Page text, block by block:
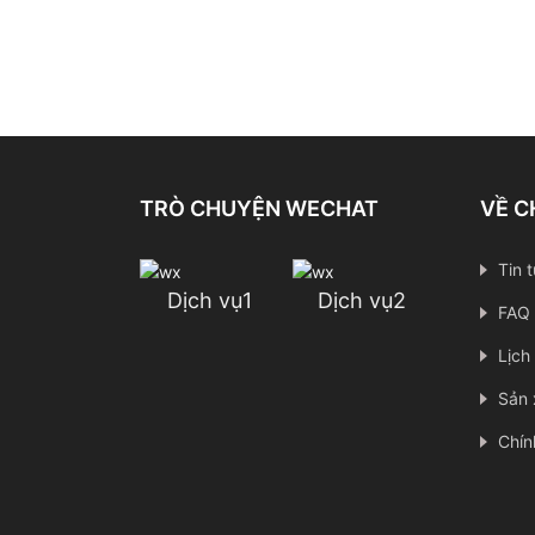
TRÒ CHUYỆN WECHAT
Dịch vụ1 Dịch vụ2
VỀ
Tin
FAQ
Sản